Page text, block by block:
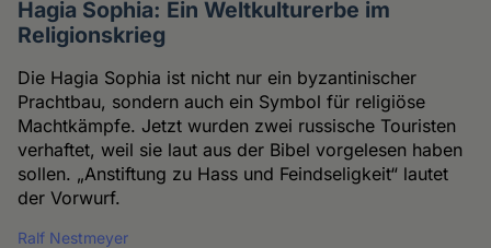
Hagia Sophia: Ein Weltkulturerbe im
Religionskrieg
Die Hagia Sophia ist nicht nur ein byzantinischer
Prachtbau, sondern auch ein Symbol für religiöse
Machtkämpfe. Jetzt wurden zwei russische Touristen
verhaftet, weil sie laut aus der Bibel vorgelesen haben
sollen. „Anstiftung zu Hass und Feindseligkeit“ lautet
der Vorwurf.
Ralf Nestmeyer